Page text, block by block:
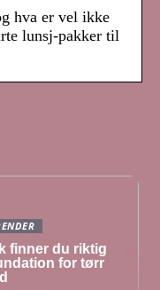
hva er vel ikke
lunsj-pakker til
finner du riktig
for tørr